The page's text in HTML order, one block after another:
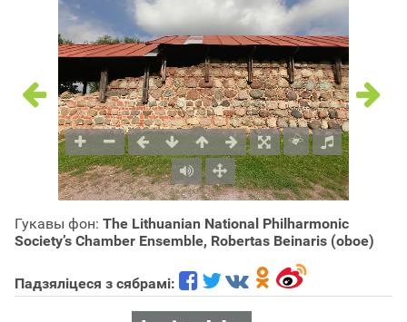
Гукавы фон: The Lithuanian National Philharmonic
Society’s Chamber Ensemble, Robertas Beinaris (oboe)
Падзяліцеся з сябрамі: